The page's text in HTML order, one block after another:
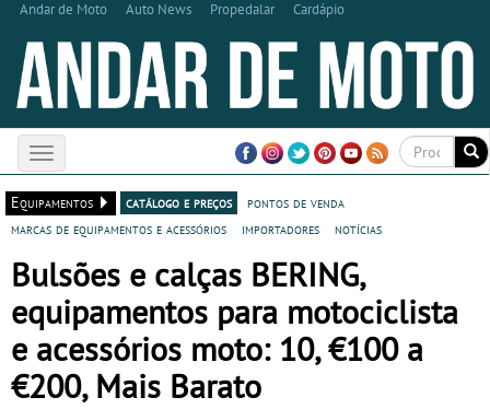
Andar de Moto Auto News Propedalar Cardápio
Toggle
navigation
Equipamentos
catálogo e preços
pontos de venda
marcas de equipamentos e acessórios
importadores notícias
Bulsões e calças BERING,
equipamentos para motociclista
e acessórios moto: 10, €100 a
€200, Mais Barato